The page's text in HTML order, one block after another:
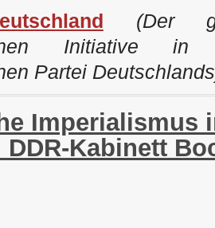
(Der
Initiative
Partei
Imperialismus
DDR-Kabinett